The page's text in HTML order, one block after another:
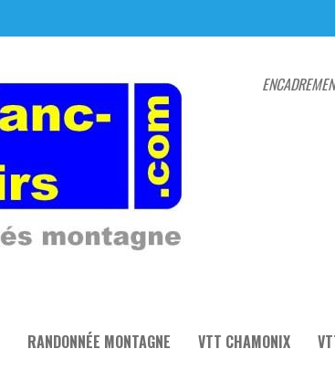
RANDONNÉE MONTAGNE VTT CHAMONIX